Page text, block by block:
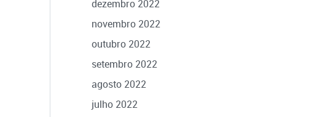
dezembro 2022
novembro 2022
outubro 2022
setembro 2022
agosto 2022
julho 2022